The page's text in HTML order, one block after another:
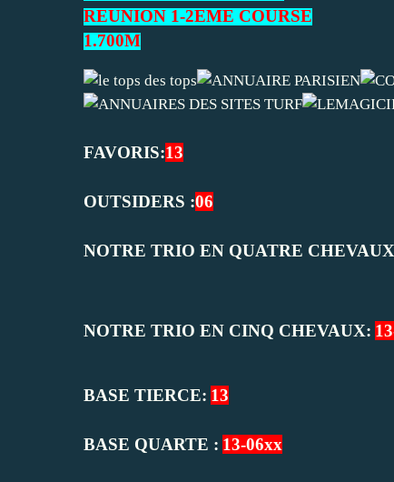
REUNION 1-2EME COURSE
1.700M
FAVORIS:13
OUTSIDERS :06
NOTRE TRIO EN QUATRE
NOTRE TRIO EN CINQ CHEVAUX:
BASE TIERCE: 13
BASE QUARTE : 13-06xx